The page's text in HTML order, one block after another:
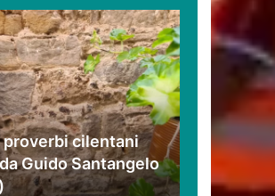
proverbi cilentani
Guido Santangelo